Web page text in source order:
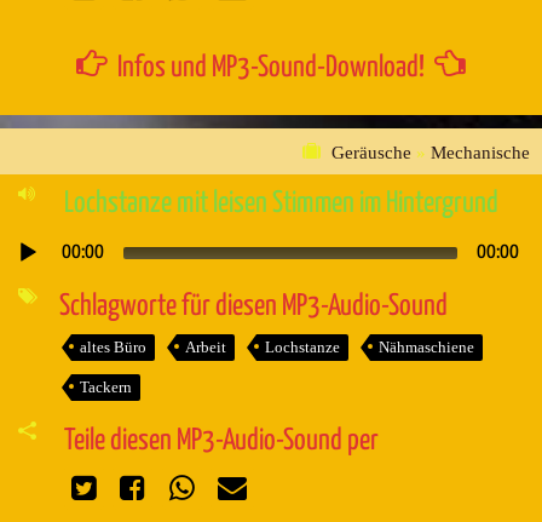
Infos und MP3-Sound-Download!
Geräusche » Mechanische
Lochstanze mit leisen Stimmen im Hintergrund
Audio-
00:00 00:00
Schlagworte für diesen MP3-Audio-Sound
altes Büro Arbeit Lochstanze Nähmaschiene
Tackern
Teile diesen MP3-Audio-Sound per